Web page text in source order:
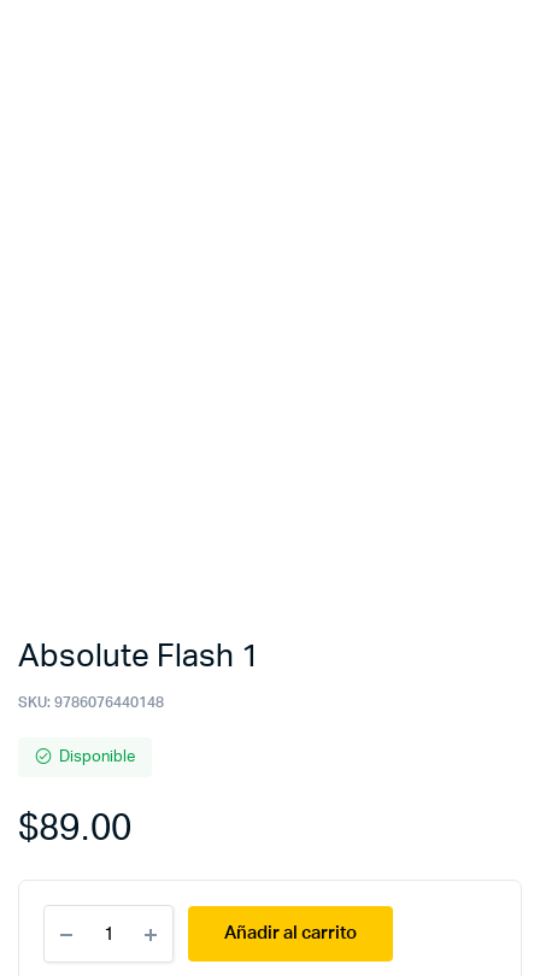
Absolute Flash 1
SKU: 9786076440148
Disponible
$89.00
Flash
1
Añadir al carrito